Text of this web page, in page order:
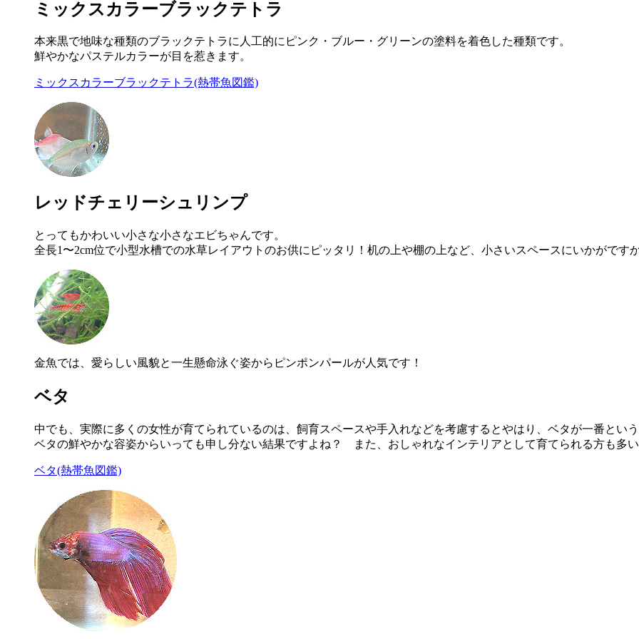
ミックスカラーブラックテトラ
本来黒で地味な種類のブラックテトラに人工的にピンク・ブルー・グリーンの塗料を着色した種類です。
鮮やかなパステルカラーが目を惹きます。
ミックスカラーブラックテトラ(熱帯魚図鑑)
レッドチェリーシュリンプ
とってもかわいい小さな小さなエビちゃんです。
全長1〜2cm位で小型水槽での水草レイアウトのお供にピッタリ！机の上や棚の上など、小さいスペースにいかがです
金魚では、愛らしい風貌と一生懸命泳ぐ姿からピンポンパールが人気です！
ベタ
中でも、実際に多くの女性が育てられているのは、飼育スペースや手入れなどを考慮するとやはり、ベタが一番とい
ベタの鮮やかな容姿からいっても申し分ない結果ですよね？ また、おしゃれなインテリアとして育てられる方も多
ベタ(熱帯魚図鑑)